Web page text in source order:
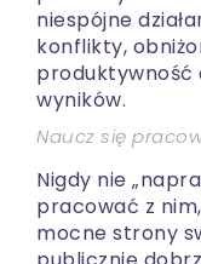
niespójne
konflikty,
produktywność
wyników.
Naucz się
Nigdy nie
pracować z
mocne strony